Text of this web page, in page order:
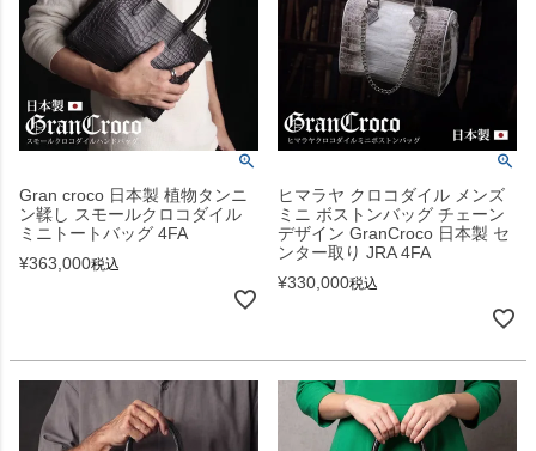
Gran croco 日本製 植物タンニ
ン鞣し スモールクロコダイル
ミニトートバッグ 4FA
¥363,000税込
ヒマラヤ クロコダイル メンズ
ミニ ボストンバッグ チェーン
デザイン GranCroco 日本製 セ
ンター取り JRA 4FA
¥330,000税込